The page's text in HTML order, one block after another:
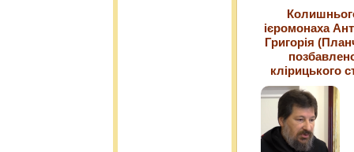
ієромонаха
Григорія
клірицького